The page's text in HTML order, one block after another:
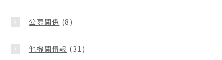
公募関係 (8)
他機関情報 (31)